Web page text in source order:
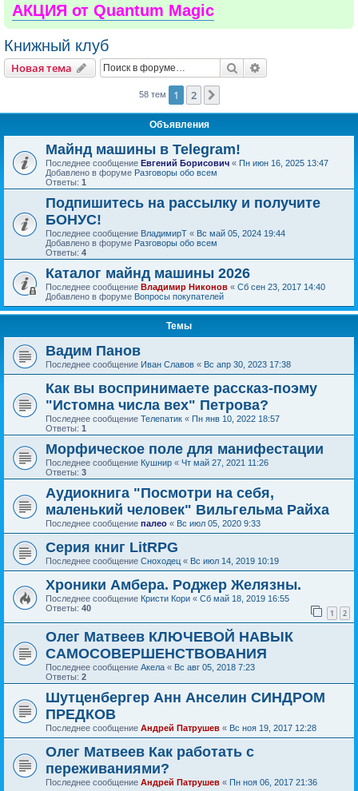
АКЦИЯ от Quantum Magic
Книжный клуб
Новая тема Поиск
58 тем 1 2
Объявления
Майнд машины в Telegram!
Последнее сообщение Евгений Борисович « Пн июн 16, 2025 13:47
Добавлено в форуме Разговоры обо всем
Ответы: 1
Подпишитесь на рассылку и получите
БОНУС!
Последнее сообщение ВладимирТ « Вс май 05, 2024 19:44
Добавлено в форуме Разговоры обо всем
Ответы: 4
Каталог майнд машины 2026
Последнее сообщение Владимир Никонов « Сб сен 23, 2017 14:40
Добавлено в форуме Вопросы покупателей
Темы
Вадим Панов
Последнее сообщение Иван Славов « Вс апр 30, 2023 17:38
Как вы воспринимаете рассказ-поэму
"Истомна числа вех" Петрова?
Последнее сообщение Телепатик « Пн янв 10, 2022 18:57
Ответы: 1
Морфическое поле для манифестации
Последнее сообщение Кушнир « Чт май 27, 2021 11:26
Ответы: 3
Аудиокнига "Посмотри на себя,
маленький человек" Вильгельма Райха
Последнее сообщение палео « Вс июл 05, 2020 9:33
Серия книг LitRPG
Последнее сообщение Сноходец « Вс июл 14, 2019 10:19
Хроники Амбера. Роджер Желязны.
Последнее сообщение Кристи Кори « Сб май 18, 2019 16:55
Ответы: 40 1 2
Олег Матвеев КЛЮЧЕВОЙ НАВЫК
САМОСОВЕРШЕНСТВОВАНИЯ
Последнее сообщение Акела « Вс авг 05, 2018 7:23
Ответы: 2
Шутценбергер Анн Анселин СИНДРОМ
ПРЕДКОВ
Последнее сообщение Андрей Патрушев « Вс ноя 19, 2017 12:28
Олег Матвеев Как работать с
переживаниями?
Последнее сообщение Андрей Патрушев « Пн ноя 06, 2017 21:36